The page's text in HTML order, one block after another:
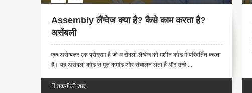
Assembly लैंग्वेज क्या है? कैसे काम करता है?
असेंबली
एक असेम्बलर एक प्रोग्राम है जो असेंबली लैंग्वेज को मशीन कोड में परिवर्तित करता
है। यह असेंबली कोड से मूल कमांड और संचालन लेता है और उन्हें ...
तकनीकी शब्द